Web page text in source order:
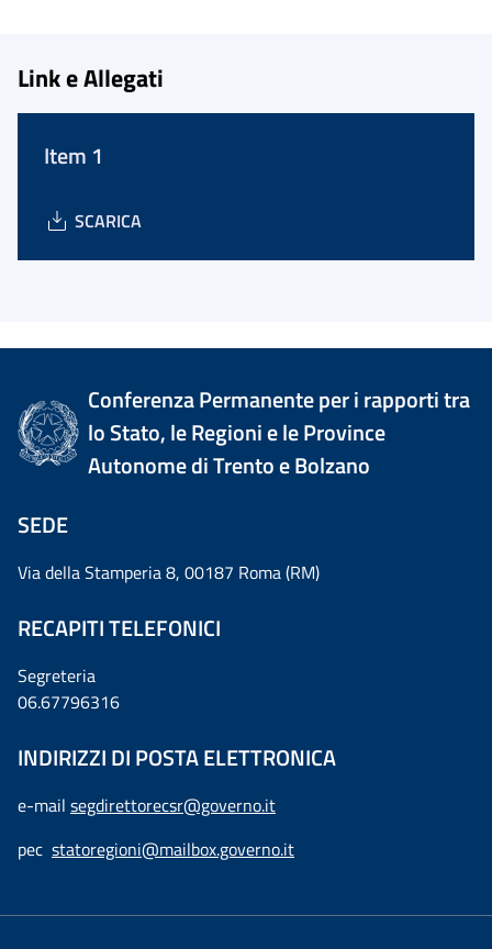
Link e Allegati
Item 1
SCARICA
Conferenza Permanente per i rapporti tra
lo Stato, le Regioni e le Province
Autonome di Trento e Bolzano
SEDE
Via della Stamperia 8, 00187 Roma (RM)
RECAPITI TELEFONICI
Segreteria
06.67796316
INDIRIZZI DI POSTA ELETTRONICA
e-mail segdirettorecsr@governo.it
pec statoregioni@mailbox.governo.it